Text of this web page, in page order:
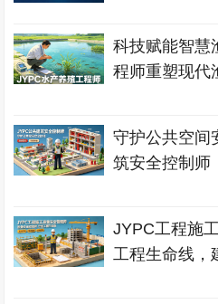
科技赋能智慧
程师重塑现代
守护公共空间
筑安全控制师
JYPC工程施
工程生命线，